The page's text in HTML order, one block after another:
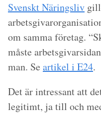
Svenskt Näringsliv
om samma företag.
måste
man. Se artikel i E24.
Det är intressant att
legitimt, ja till och